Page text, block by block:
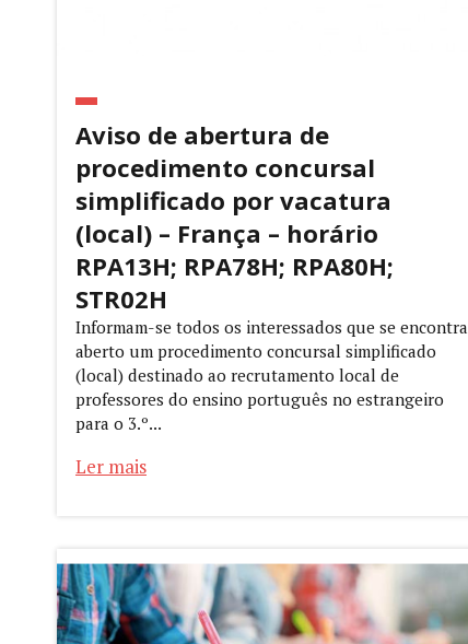
Aviso de abertura de
procedimento concursal
simplificado por vacatura
(local) – França – horário
RPA13H; RPA78H; RPA80H;
STR02H
Informam-se todos os interessados que se encontra
aberto um procedimento concursal simplificado
(local) destinado ao recrutamento local de
professores do ensino português no estrangeiro
para o 3.º...
Ler mais